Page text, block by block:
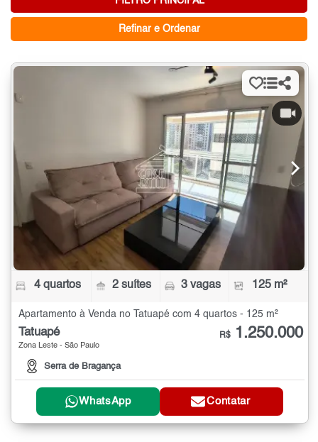
Refinar e Ordenar
4 quartos 2 suítes 3 vagas 125 m²
Apartamento à Venda no Tatuapé com 4 quartos - 125 m²
Tatuapé
Zona Leste - São Paulo
Serra de Bragança
R$ 1.250.000
WhatsApp Contatar